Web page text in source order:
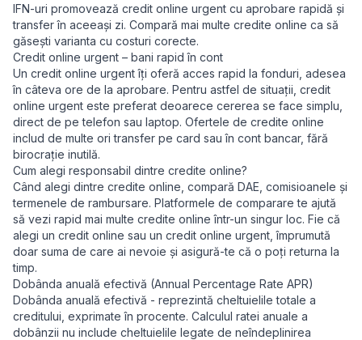
IFN-uri promovează credit online urgent cu aprobare rapidă și
transfer în aceeași zi. Compară mai multe credite online ca să
găsești varianta cu costuri corecte.
Credit online urgent – bani rapid în cont
Un credit online urgent îți oferă acces rapid la fonduri, adesea
în câteva ore de la aprobare. Pentru astfel de situații, credit
online urgent este preferat deoarece cererea se face simplu,
direct de pe telefon sau laptop. Ofertele de credite online
includ de multe ori transfer pe card sau în cont bancar, fără
birocrație inutilă.
Cum alegi responsabil dintre credite online?
Când alegi dintre credite online, compară DAE, comisioanele și
termenele de rambursare. Platformele de comparare te ajută
să vezi rapid mai multe credite online într-un singur loc. Fie că
alegi un credit online sau un credit online urgent, împrumută
doar suma de care ai nevoie și asigură-te că o poți returna la
timp.
Dobânda anuală efectivă (Annual Percentage Rate APR)
Dobânda anuală efectivă - reprezintă cheltuielile totale a
creditului, exprimate în procente. Calculul ratei anuale a
dobânzii nu include cheltuielile legate de neîndeplinirea